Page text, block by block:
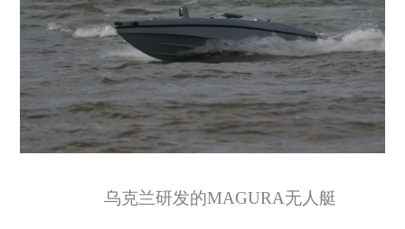
乌克兰研发的MAGURA无人艇